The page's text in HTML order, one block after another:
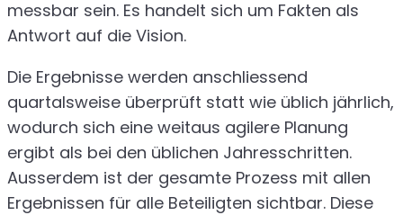
messbar sein. Es handelt sich um Fakten als
Antwort auf die Vision.
Die Ergebnisse werden anschliessend
quartalsweise überprüft statt wie üblich jährlich,
wodurch sich eine weitaus agilere Planung
ergibt als bei den üblichen Jahresschritten.
Ausserdem ist der gesamte Prozess mit allen
Ergebnissen für alle Beteiligten sichtbar. Diese